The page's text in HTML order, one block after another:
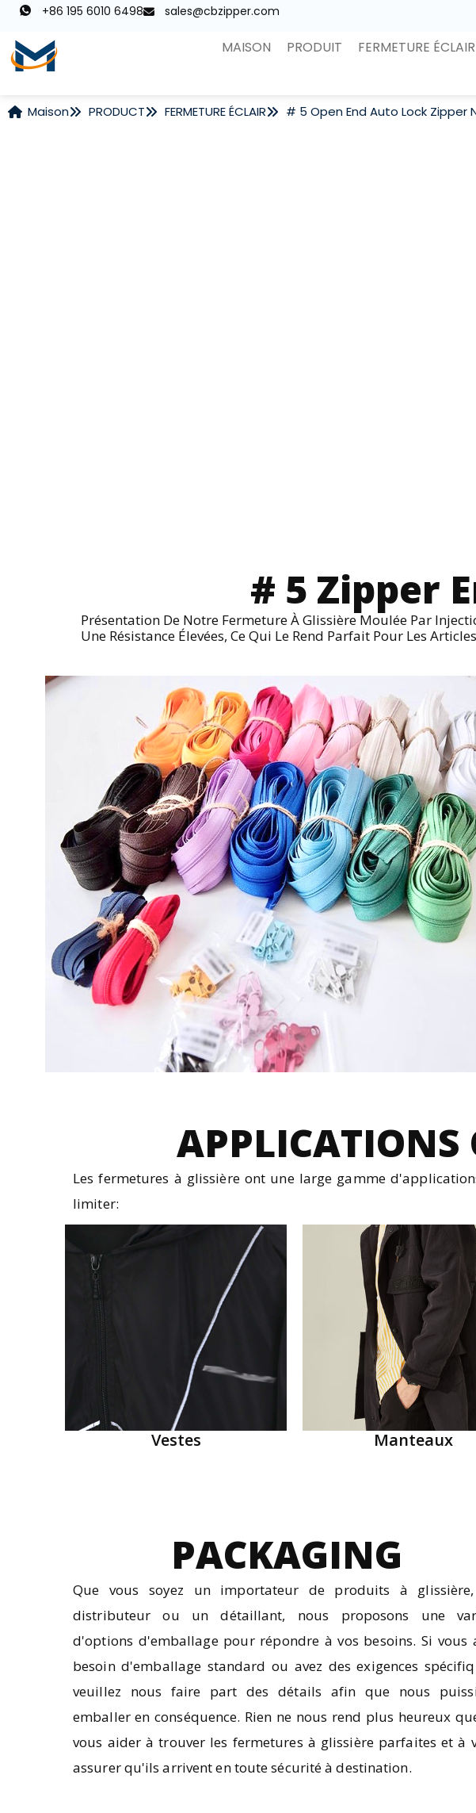
+86 195 6010 6498 sales@cbzipper.com
MAISON PRODUIT FERMETURE
Maison PRODUCT FERMETURE ÉCLAIR # 5 Open End Auto Lock
# 5 Zipper
Présentation De Notre Fermeture À Glissière Moulée Par
Une Résistance Élevées, Ce Qui Le Rend Parfait Pour Les
APPLICATIONS
Les fermetures à glissière ont une large gamme
limiter:
Vestes Manteaux
PACKAGING
Que vous soyez un importateur de produits à
distributeur ou un détaillant, nous proposons une
d'options d'emballage pour répondre à vos besoins. Si vous
besoin d'emballage standard ou avez des exigences
veuillez nous faire part des détails afin que nous
emballer en conséquence. Rien ne nous rend plus heureux
vous aider à trouver les fermetures à glissière parfaites et à
assurer qu'ils arrivent en toute sécurité à destination.